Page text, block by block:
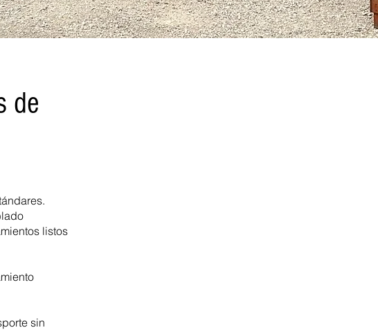
de
listos
sin